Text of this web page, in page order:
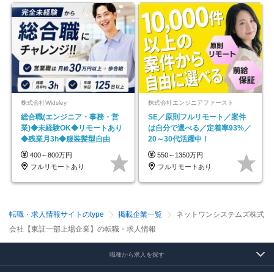
株式会社Widsley
総合職(エンジニア・事務・営
業)◆未経験OK◆リモートあり
◆残業月3h◆服装髪型自由
400～800万円
フルリモートあり
株式会社エンジニアファースト
SE／原則フルリモート／案件
は自分で選べる／定着率93%／
20～30代活躍中！
550～1350万円
フルリモートあり
転職・求人情報サイトのtype 掲載企業一覧
ネットワンシステムズ株式
会社【東証一部上場企業】の転職・求人情報
職種から求人を探す